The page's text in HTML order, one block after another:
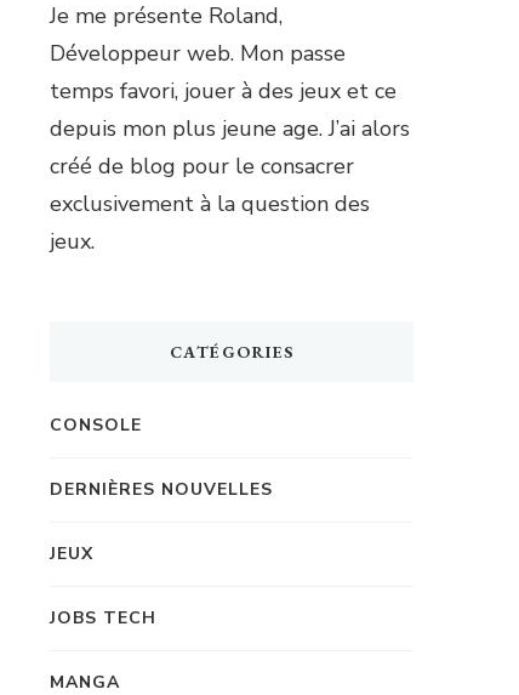
Je me présente Roland,
Développeur web. Mon passe
temps favori, jouer à des jeux et ce
depuis mon plus jeune age. J’ai alors
créé de blog pour le consacrer
exclusivement à la question des
jeux.
CATÉGORIES
CONSOLE
DERNIÈRES NOUVELLES
JEUX
JOBS TECH
MANGA